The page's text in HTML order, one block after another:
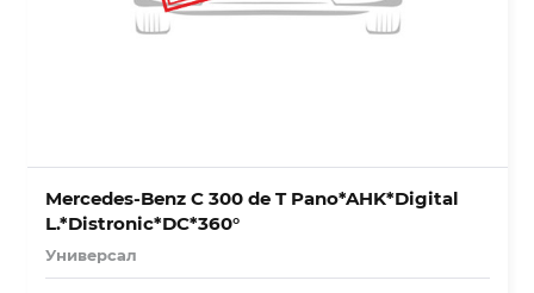
Mercedes-Benz C 300 de T Pano*AHK*Digital
L.*Distronic*DC*360°
Универсал